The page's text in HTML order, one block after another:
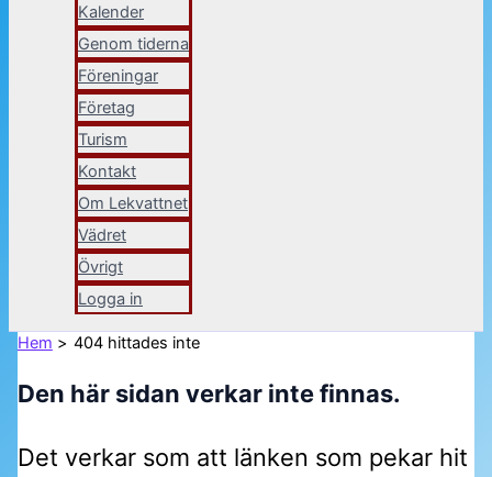
Kalender
Genom tiderna
Föreningar
Företag
Turism
Kontakt
Om Lekvattnet
Vädret
Övrigt
Logga in
Hem 404 hittades inte
Den här sidan verkar inte finnas.
Det verkar som att länken som pekar hit